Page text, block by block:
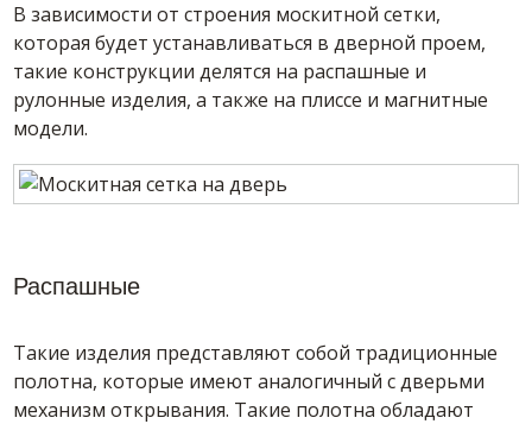
В зависимости от строения москитной сетки,
которая будет устанавливаться в дверной проем,
такие конструкции делятся на распашные и
рулонные изделия, а также на плиссе и магнитные
модели.
Распашные
Такие изделия представляют собой традиционные
полотна, которые имеют аналогичный с дверьми
механизм открывания. Такие полотна обладают